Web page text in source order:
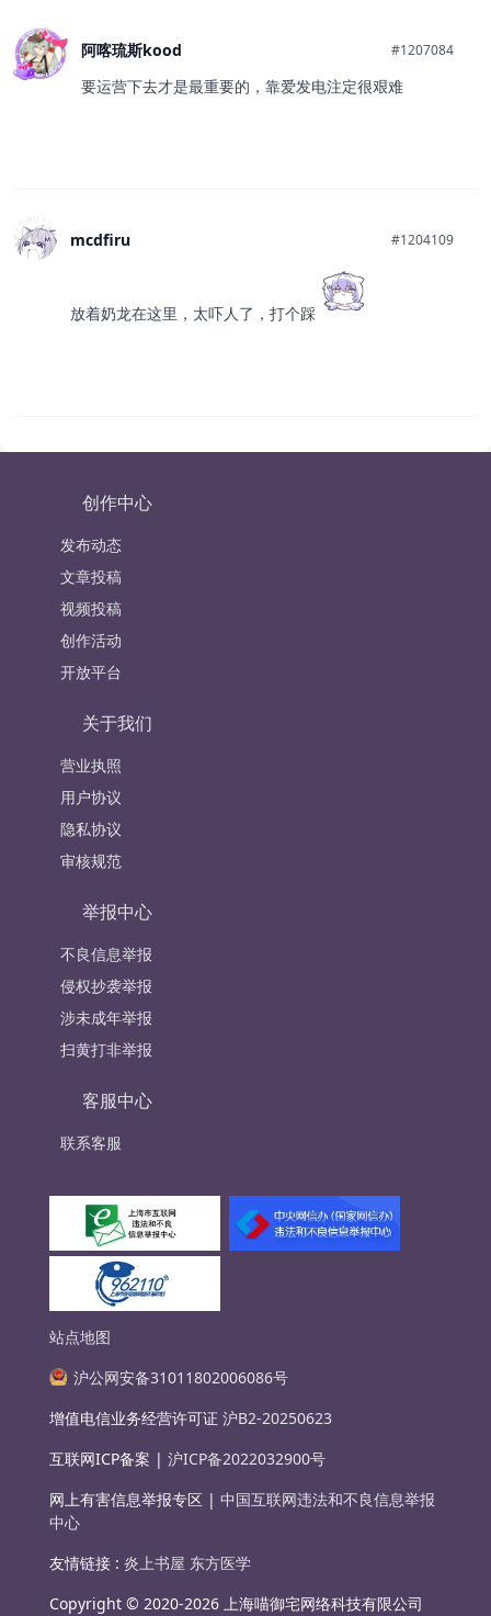
阿喀琉斯kood #1207084
要运营下去才是最重要的，靠爱发电注定很艰难
mcdfiru #1204109
放着奶龙在这里，太吓人了，打个踩
创作中心
发布动态
文章投稿
视频投稿
创作活动
开放平台
关于我们
营业执照
用户协议
隐私协议
审核规范
举报中心
不良信息举报
侵权抄袭举报
涉未成年举报
扫黄打非举报
客服中心
联系客服
站点地图
沪公网安备31011802006086号
增值电信业务经营许可证 沪B2-20250623
互联网ICP备案 | 沪ICP备2022032900号
网上有害信息举报专区 | 中国互联网违法和不良信息举报
中心
友情链接 : 炎上书屋 东方医学
Copyright © 2020-2026 上海喵御宅网络科技有限公司